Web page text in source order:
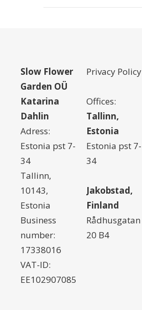
Slow Flower
Garden OÜ
Katarina
Dahlin
Adress:
Estonia pst 7-
34
Tallinn,
10143,
Estonia
Business
number:
17338016
VAT-ID:
EE102907085
Privacy Policy
Offices:
Tallinn,
Estonia
Estonia pst 7-
34
Jakobstad,
Finland
Rådhusgatan
20 B4